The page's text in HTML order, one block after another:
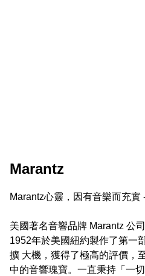
Marantz
Marantz心靈，因有音樂而充實
美國著名音響品牌 Marantz 公
1952年於美國紐約製作了第一
擴 大機，獲得了極高的評價，
中的音響瑰寶。一直秉持「一